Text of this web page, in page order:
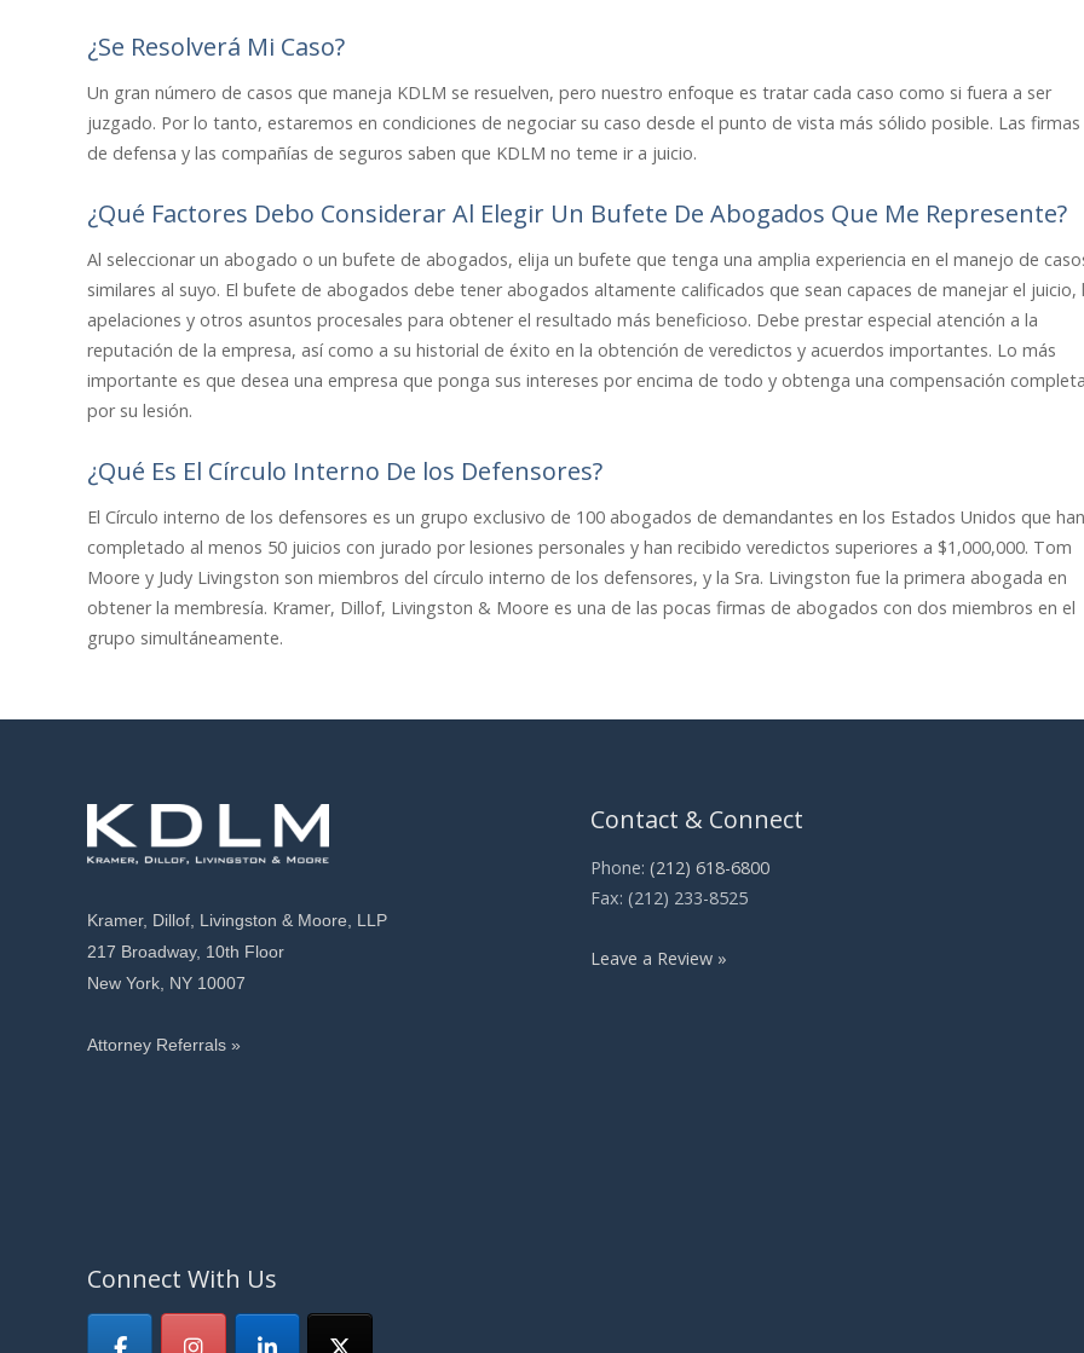
¿Se Resolverá Mi Caso?
Un gran número de casos que maneja KDLM se resuelven, pero nuestro enfoque es tratar cada caso como si fuera a ser
juzgado. Por lo tanto, estaremos en condiciones de negociar su caso desde el punto de vista más sólido posible. Las firmas
de defensa y las compañías de seguros saben que KDLM no teme ir a juicio.
¿Qué Factores Debo Considerar Al Elegir Un Bufete De Abogados Que Me Represente?
Al seleccionar un abogado o un bufete de abogados, elija un bufete que tenga una amplia experiencia en el manejo de
similares al suyo. El bufete de abogados debe tener abogados altamente calificados que sean capaces de manejar el juicio,
apelaciones y otros asuntos procesales para obtener el resultado más beneficioso. Debe prestar especial atención a la
reputación de la empresa, así como a su historial de éxito en la obtención de veredictos y acuerdos importantes. Lo más
importante es que desea una empresa que ponga sus intereses por encima de todo y obtenga una compensación completa
por su lesión.
¿Qué Es El Círculo Interno De los Defensores?
El Círculo interno de los defensores es un grupo exclusivo de 100 abogados de demandantes en los Estados Unidos que han
completado al menos 50 juicios con jurado por lesiones personales y han recibido veredictos superiores a $1,000,000. Tom
Moore y Judy Livingston son miembros del círculo interno de los defensores, y la Sra. Livingston fue la primera abogada en
obtener la membresía. Kramer, Dillof, Livingston & Moore es una de las pocas firmas de abogados con dos miembros en el
grupo simultáneamente.
Kramer, Dillof, Livingston & Moore, LLP
217 Broadway, 10th Floor
New York, NY 10007
Attorney Referrals »
Contact & Connect
Phone: (212) 618-6800
Fax: (212) 233-8525
Leave a Review »
Connect With Us